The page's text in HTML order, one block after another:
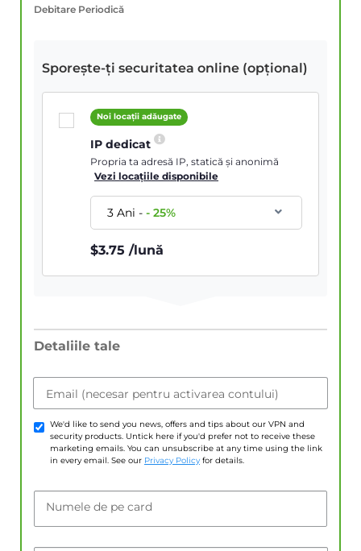
Debitare Periodică
Sporește-ți securitatea online (opțional)
Noi locații adăugate
IP dedicat
Propria ta adresă IP, statică și anonimă
Vezi locațiile disponibile
3 Ani--25%
$3.75 /lună
Detaliile tale
Email (necesar pentru activarea contului)
We'd like to send you news, offers and tips about our VPN and
security products. Untick here if you'd prefer not to receive these
marketing emails. You can unsubscribe at any time using the link
in every email. See our Privacy Policy for details.
Numele de pe card